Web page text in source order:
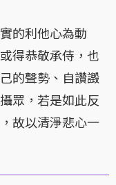
的利他心為動
得恭敬承侍，也
的聲勢、自讚譭
眾，若是如此反
故以清淨悲心一